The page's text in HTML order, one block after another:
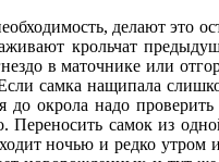
делают
крольчат
в маточнике или
самка нащипала
до окрола надо
самок из
ночью и редко